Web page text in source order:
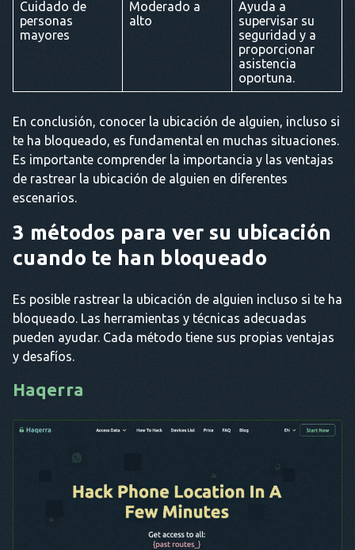
Cuidado de
personas
mayores
Moderado a
alto
Ayuda a
supervisar su
seguridad y a
proporcionar
asistencia
oportuna.
En conclusión, conocer la ubicación de alguien, incluso si
te ha bloqueado, es fundamental en muchas situaciones.
Es importante comprender la importancia y las ventajas
de rastrear la ubicación de alguien en diferentes
escenarios.
3 métodos para ver su ubicación
cuando te han bloqueado
Es posible rastrear la ubicación de alguien incluso si te ha
bloqueado. Las herramientas y técnicas adecuadas
pueden ayudar. Cada método tiene sus propias ventajas
y desafíos.
Haqerra